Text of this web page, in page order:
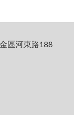
區河東路188